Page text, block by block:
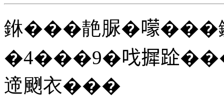
銝���靘脲�𡁏���
�4���9�𠯫摨
遆颲衣���